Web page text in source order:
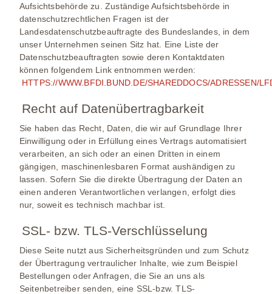
Aufsichtsbehörde zu. Zuständige Aufsichtsbehörde in
datenschutzrechtlichen Fragen ist der
Landesdatenschutzbeauftragte des Bundeslandes, in dem
unser Unternehmen seinen Sitz hat. Eine Liste der
Datenschutzbeauftragten sowie deren Kontaktdaten
können folgendem Link entnommen werden:
HTTPS://WWW.BFDI.BUND.DE/SHAREDDOCS/ADRESSEN/
Recht auf Datenübertragbarkeit
Sie haben das Recht, Daten, die wir auf Grundlage Ihrer
Einwilligung oder in Erfüllung eines Vertrags automatisiert
verarbeiten, an sich oder an einen Dritten in einem
gängigen, maschinenlesbaren Format aushändigen zu
lassen. Sofern Sie die direkte Übertragung der Daten an
einen anderen Verantwortlichen verlangen, erfolgt dies
nur, soweit es technisch machbar ist.
SSL- bzw. TLS-Verschlüsselung
Diese Seite nutzt aus Sicherheitsgründen und zum Schutz
der Übertragung vertraulicher Inhalte, wie zum Beispiel
Bestellungen oder Anfragen, die Sie an uns als
Seitenbetreiber senden, eine SSL-bzw. TLS-